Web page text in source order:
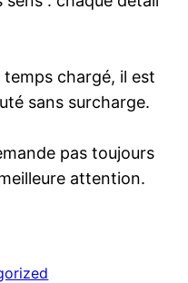
chargé, il est
sans surcharge.
pas toujours
attention.